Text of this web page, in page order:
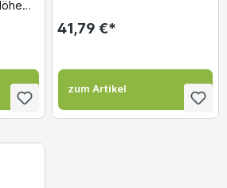
41,79 €*
zum Artikel